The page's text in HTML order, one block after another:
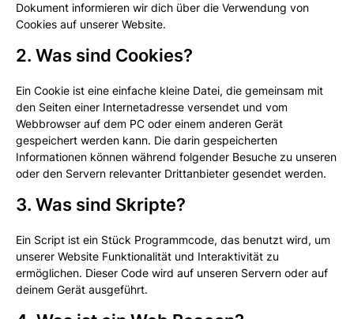
Dokument informieren wir dich über die Verwendung von
Cookies auf unserer Website.
2. Was sind Cookies?
Ein Cookie ist eine einfache kleine Datei, die gemeinsam mit
den Seiten einer Internetadresse versendet und vom
Webbrowser auf dem PC oder einem anderen Gerät
gespeichert werden kann. Die darin gespeicherten
Informationen können während folgender Besuche zu unseren
oder den Servern relevanter Drittanbieter gesendet werden.
3. Was sind Skripte?
Ein Script ist ein Stück Programmcode, das benutzt wird, um
unserer Website Funktionalität und Interaktivität zu
ermöglichen. Dieser Code wird auf unseren Servern oder auf
deinem Gerät ausgeführt.